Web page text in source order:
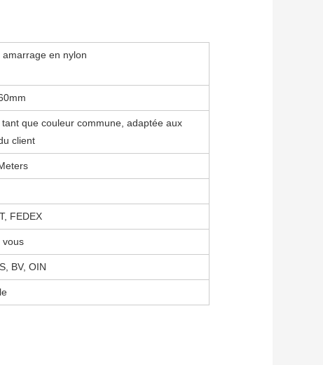
en nylon
tant que couleur commune, adaptée aux
client
FEDEX
vous
BV, OIN